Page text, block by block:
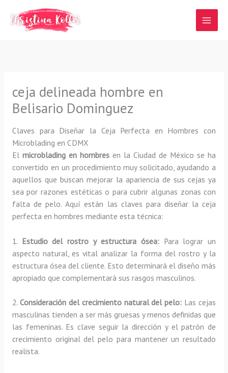
contenido
ceja delineada hombre en
Belisario Dominguez
Claves para Diseñar la Ceja Perfecta en Hombres con
Microblading en CDMX
El microblading en hombresen la Ciudad de México se ha
convertido en un procedimiento muy solicitado, ayudando a
aquellos que buscan mejorar la apariencia de sus cejas ya
sea por razones estéticas o para cubrir algunas zonas con
falta de pelo. Aquí están las claves para diseñar la ceja
perfecta en hombres mediante esta técnica:
1. Estudio del rostro y estructura ósea:Para lograr un
aspecto natural, es vital analizar la forma del rostro y la
estructura ósea del cliente. Esto determinará el diseño más
apropiado que complementará sus rasgos masculinos.
2. Consideración del crecimiento natural del pelo: Las cejas
masculinas tienden a ser más gruesas y menos definidas que
las femeninas. Es clave seguir la dirección y el patrón de
crecimiento original del pelo para mantener un resultado
realista.